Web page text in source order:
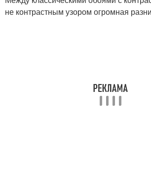
не контрастным узором огромная